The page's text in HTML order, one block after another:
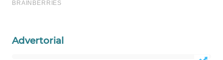
Advertorial
WN
WN